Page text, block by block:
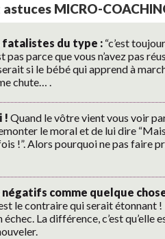
MICRO-
fatalistes du type : “c’est
pas parce que vous n’avez pas
si le bébé qui apprend à
chute… .
! Quand le vôtre vient vous voir
le moral et de lui dire “Mais
!”. Alors pourquoi ne pas faire
comme quelque
le contraire qui serait étonnant
La différence, c’est qu’elle